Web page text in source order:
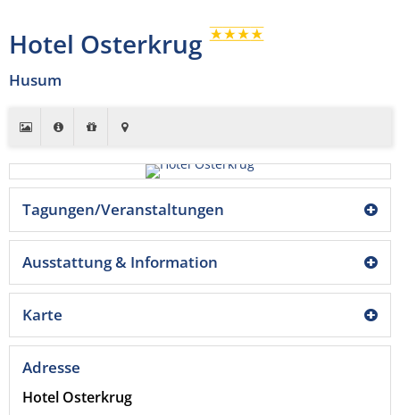
Hotel Osterkrug
Husum
Tagungen/Veranstaltungen
Ausstattung & Information
Karte
Adresse
Hotel Osterkrug